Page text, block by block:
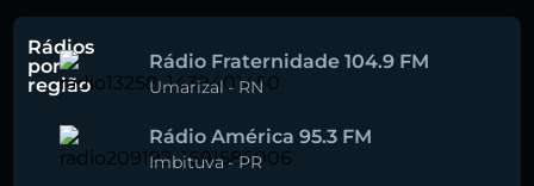
Rádios
por
região
Rádio Fraternidade 104.9 FM
Umarizal - RN
Rádio América 95.3 FM
Imbituva-PR